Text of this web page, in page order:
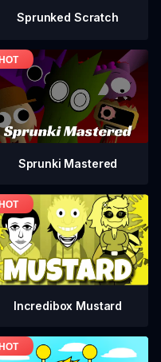
Sprunked Scratch
Sprunki Mastered
Incredibox Mustard